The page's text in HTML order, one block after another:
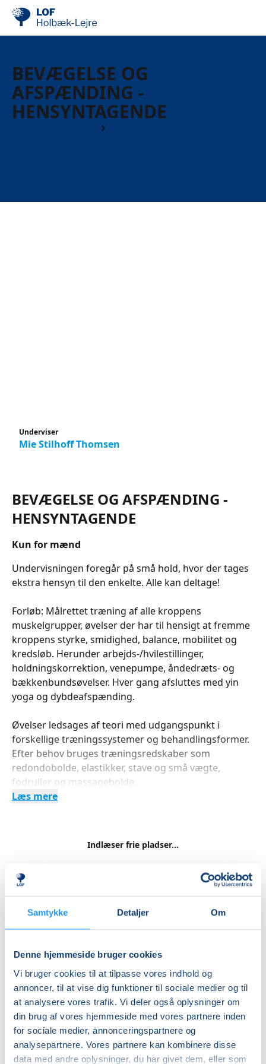
Samtykke Detaljer Om
Denne hjemmeside bruger cookies
Vi bruger cookies til at tilpasse vores indhold og
annoncer, til at vise dig funktioner til sociale medier og til
at analysere vores trafik. Vi deler også oplysninger om
din brug af vores hjemmeside med vores partnere inden
for sociale medier, annonceringspartnere og
analysepartnere. Vores partnere kan kombinere disse
data med andre oplysninger, du har givet dem, eller som
BEVÆGELSE OG
AFSPÆNDING -
HENSYNTAGENDE
Underviser
Mie Stilhoff Thomsen
BEVÆGELSE OG AFSPÆNDING -
HENSYNTAGENDE
Kun for mænd
Undervisningen foregår på små hold, hvor der tages
ekstra hensyn til den enkelte. Alle kan deltage!
Forløb: Målrettet træning af alle kroppens
muskelgrupper, øvelser der har til hensigt at fremme
kroppens styrke, smidighed, balance, mobilitet og
kredsløb. Herunder arbejds-/hvilestillinger,
holdningskorrektion, venepumpe, åndedræts- og
bækkenbundsøvelser. Hver gang afsluttes med yin
yoga og dybdeafspænding.
Øvelser ledsages af teori med udgangspunkt i
forskellige træningssystemer og behandlingsformer.
Efter behov bruges træningsredskaber som
redondobolde, elastikker, stave og små vægte,
fodruller og massagebolde.
Læs mere
Indlæser frie pladser...
Betal med
Priser
Hensyntagende
undervisning
DKK 1.240,00
Info
Nummer
462254